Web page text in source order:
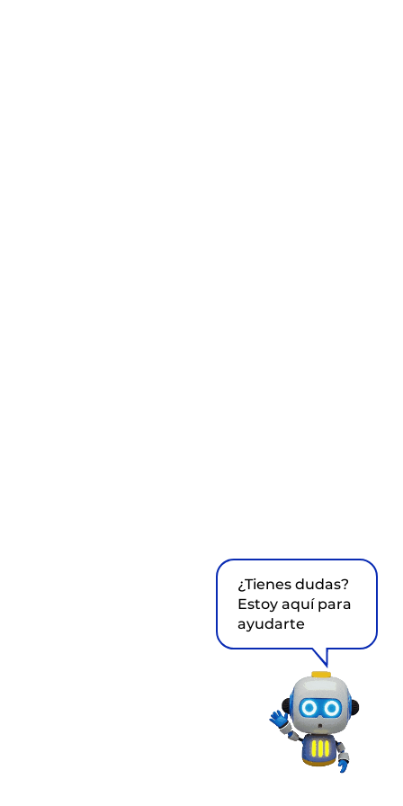
¿Tienes dudas?
Estoy aquí para
ayudarte